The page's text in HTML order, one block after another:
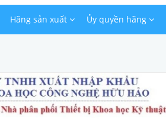
Hãng sản xuất Ủy quyền hãng